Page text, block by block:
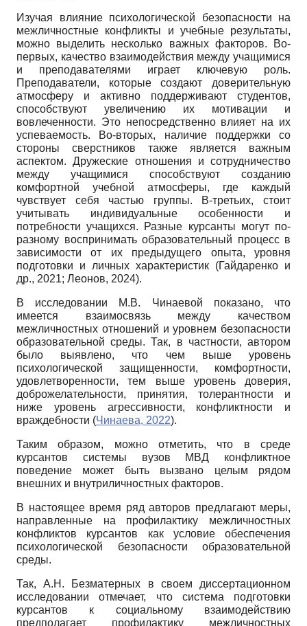
Изучая влияние психологической безопасности на
межличностные конфликты и учебные результаты,
можно выделить несколько важных факторов. Во-
первых, качество взаимодействия между учащимися
и преподавателями играет ключевую роль.
Преподаватели, которые создают доверительную
атмосферу и активно поддерживают студентов,
способствуют увеличению их мотивации и
вовлеченности. Это непосредственно влияет на их
успеваемость. Во-вторых, наличие поддержки со
стороны сверстников также является важным
аспектом. Дружеские отношения и сотрудничество
между учащимися способствуют созданию
комфортной учебной атмосферы, где каждый
чувствует себя частью группы. В-третьих, стоит
учитывать индивидуальные особенности и
потребности учащихся. Разные курсанты могут по-
разному воспринимать образовательный процесс в
зависимости от их предыдущего опыта, уровня
подготовки и личных характеристик (Гайдаренко и
др., 2021; Леонов, 2024).
В исследовании М.В. Чинаевой показано, что
имеется взаимосвязь между качеством
межличностных отношений и уровнем безопасности
образовательной среды. Так, в частности, автором
было выявлено, что чем выше уровень
психологической защищенности, комфортности,
удовлетворенности, тем выше уровень доверия,
доброжелательности, принятия, толерантности и
ниже уровень агрессивности, конфликтности и
враждебности (Чинаева, 2022).
Таким образом, можно отметить, что в среде
курсантов системы вузов МВД конфликтное
поведение может быть вызвано целым рядом
внешних и внутриличностных факторов.
В настоящее время ряд авторов предлагают меры,
направленные на профилактику межличностных
конфликтов курсантов как условие обеспечения
психологической безопасности образовательной
среды.
Так, А.Н. Безматерных в своем диссертационном
исследовании отмечает, что система подготовки
курсантов к социальному взаимодействию
предполагает профилактику межличностных